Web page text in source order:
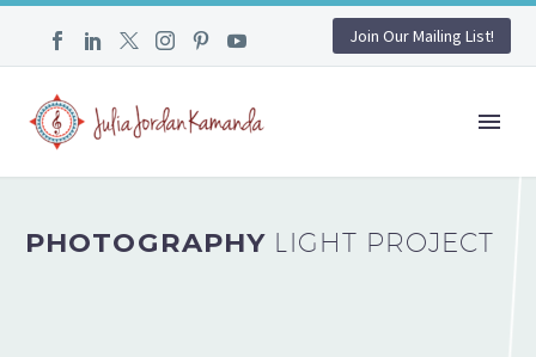
Join Our Mailing List!
PHOTOGRAPHY LIGHT PROJECT